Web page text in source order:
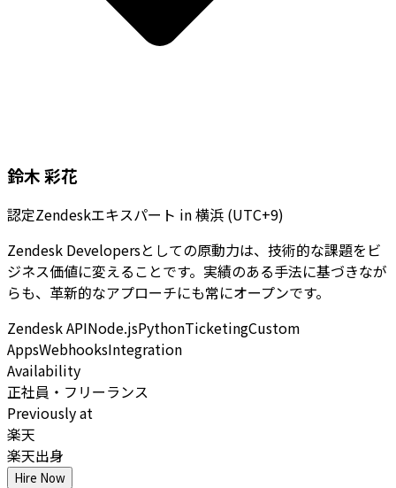
鈴木 彩花
認定Zendeskエキスパート in横浜 (UTC+9)
Zendesk Developersとしての原動力は、技術的な課題をビ
ジネス価値に変えることです。実績のある手法に基づきなが
らも、革新的なアプローチにも常にオープンです。
Zendesk APINode.jsPythonTicketingCustom
AppsWebhooksIntegration
Availability
正社員・フリーランス
Previously at
楽天
楽天出身
Hire Now